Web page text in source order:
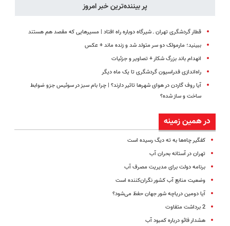
پر بیننده‌ترین خبر امروز
قطار گردشگری تهران ـ شیرگاه دوباره راه افتاد | مسیرهایی که مقصد هم هستند
ببینید؛ مارمولک دو سر متولد شد و زنده ماند + عکس
انهدام باند بزرگ شکار + تصاویر و جزئیات
راه‌اندازی فدراسیون گردشگری تا یک ماه دیگر
آیا روف گاردن در هوای شهرها تاثیر دارند؟ | چرا بام سبز در سوئیس جزو ضوابط
ساخت‌ و ساز شده؟
در همین زمینه
کفگیر چاه‌ها به ته دیگ رسیده است
تهران در آستانه بحران آب
برنامه دولت برای مدیریت مصرف آب
وضعیت منابع آب کشور نگران‌کننده است
آیا دومین دریاچه شور جهان حفظ می‌شود؟
2 برداشت متفاوت
هشدار فائو درباره کمبود آب